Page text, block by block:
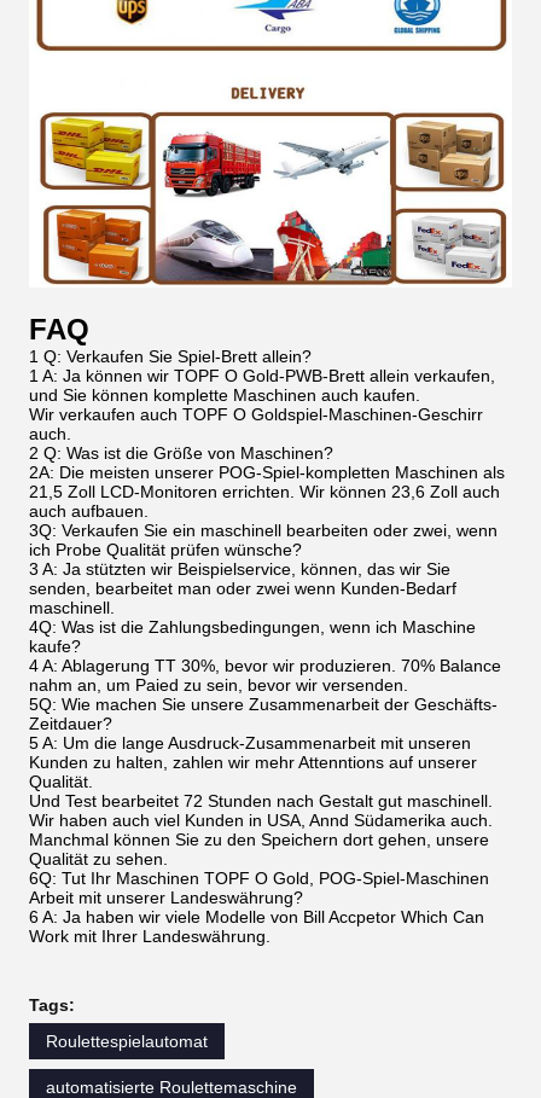
FAQ
1 Q: Verkaufen Sie Spiel-Brett allein?
1 A: Ja können wir TOPF O Gold-PWB-Brett allein verkaufen,
und Sie können komplette Maschinen auch kaufen.
Wir verkaufen auch TOPF O Goldspiel-Maschinen-Geschirr
auch.
2 Q: Was ist die Größe von Maschinen?
2A: Die meisten unserer POG-Spiel-kompletten Maschinen als
21,5 Zoll LCD-Monitoren errichten. Wir können 23,6 Zoll auch
auch aufbauen.
3Q: Verkaufen Sie ein maschinell bearbeiten oder zwei, wenn
ich Probe Qualität prüfen wünsche?
3 A: Ja stützten wir Beispielservice, können, das wir Sie
senden, bearbeitet man oder zwei wenn Kunden-Bedarf
maschinell.
4Q: Was ist die Zahlungsbedingungen, wenn ich Maschine
kaufe?
4 A: Ablagerung TT 30%, bevor wir produzieren. 70% Balance
nahm an, um Paied zu sein, bevor wir versenden.
5Q: Wie machen Sie unsere Zusammenarbeit der Geschäfts-
Zeitdauer?
5 A: Um die lange Ausdruck-Zusammenarbeit mit unseren
Kunden zu halten, zahlen wir mehr Attenntions auf unserer
Qualität.
Und Test bearbeitet 72 Stunden nach Gestalt gut maschinell.
Wir haben auch viel Kunden in USA, Annd Südamerika auch.
Manchmal können Sie zu den Speichern dort gehen, unsere
Qualität zu sehen.
6Q: Tut Ihr Maschinen TOPF O Gold, POG-Spiel-Maschinen
Arbeit mit unserer Landeswährung?
6 A: Ja haben wir viele Modelle von Bill Accpetor Which Can
Work mit Ihrer Landeswährung.
Tags:
Roulettespielautomat
automatisierte Roulettemaschine